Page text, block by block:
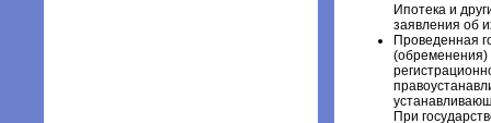
Ипотека и
заявления об
Проведенная
(обременения)
При